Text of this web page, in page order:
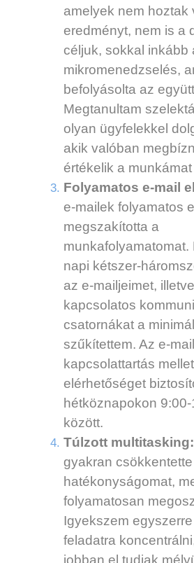
amelyek nem hoztak
eredményt, nem is a
céljuk, sokkal inkább
mikromenedzselés,
befolyásolta az
Megtanultam
olyan ügyfelekkel
akik valóban
értékelik a
Folyamatos e-mail
e-mailek folyamatos
megszakította a
munkafolyamatomat.
napi kétszer-
az e-mailjeimet,
kapcsolatos
csatornákat a
szűkítettem. Az e-mail
kapcsolattartás
elérhetőséget
hétköznapokon
között.
Túlzott multitasking:
gyakran
hatékonyságomat,
folyamatosan
Igyekszem
feladatra
jobban el tudjak